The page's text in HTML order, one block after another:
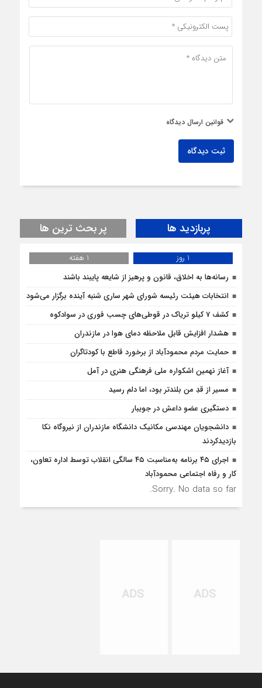
قوانین ارسال دیدگاه
ثبت دیدگاه
پربازدید ها پر بحث ترین ها
1 روز
1 هفته
رسانه‌ها به اخلاق، قانون و پرهیز از شایعه پایبند باشند
انتخابات هیئت رئیسه شورای شهر ساری شنبه آینده برگزار می‌شود
کشف 7 کیلو تریاک در قوطی‌‌های چسب فوری در سوادکوه
هشدار افزایش قابل ملاحظه دمای هوا در مازندران
حمایت مردم محمودآباد از برخورد قاطع با کودتاگران
آغاز نهمین اشکواره ملی فرهنگی هنری در آمل
مسیر از قدِ من بلندتر بود، اما دلم رسید
دستگیری عضو داعش در جویبار
دانشجویان مهندسی مکانیک دانشگاه مازندران از نيروگاه نکا
بازديدكردند
اجرای ۴۵ برنامه به‌مناسبت ۴۵ سالگی انقلاب توسط اداره تعاون،
کار و رفاه اجتماعی محمودآباد
Sorry. No data so far.